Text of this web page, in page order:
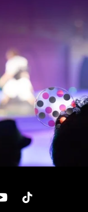
YouTubeTiktok